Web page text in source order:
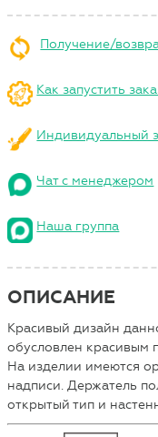
Получение/
Как запустить
Индивидуальный
Чат с менеджером
Наша группа
ОПИСАНИЕ
Красивый дизайн
обусловлен красивым
На изделии имеются
надписи. Держатель
открытый тип и